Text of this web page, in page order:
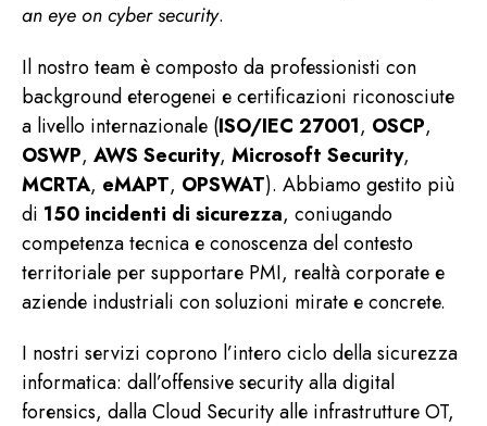
an eye on cyber security.
Il nostro team è composto da professionisti con
background eterogenei e certificazioni riconosciute
a livello internazionale (ISO/IEC 27001, OSCP,
OSWP, AWS Security, Microsoft Security,
MCRTA, eMAPT, OPSWAT). Abbiamo gestito più
di 150 incidenti di sicurezza, coniugando
competenza tecnica e conoscenza del contesto
territoriale per supportare PMI, realtà corporate e
aziende industriali con soluzioni mirate e concrete.
I nostri servizi coprono l’intero ciclo della sicurezza
informatica: dall’offensive security alla digital
forensics, dalla Cloud Security alle infrastrutture OT,